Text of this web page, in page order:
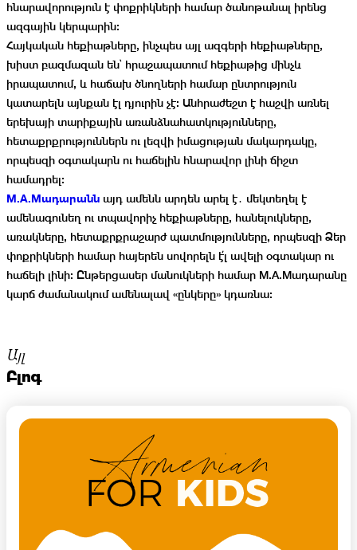
հնարավորություն է փոքրիկների համար ծանոթանալ իրենց
ազգային կերպարին։
Հայկական հեքիաթները, ինչպես այլ ազգերի հեքիաթները,
խիստ բազմազան են՝ հրաշապատում հեքիաթից մինչև
իրապատում, և հաճախ ծնողների համար ընտրություն
կատարելն այնքան էլ դյուրին չէ։ Անհրաժեշտ է հաշվի առնել
երեխայի տարիքային առանձնահատկությունները,
հետաքրքրություններն ու լեզվի իմացության մակարդակը,
որպեսզի օգտակարն ու հաճելին հնարավոր լինի ճիշտ
համադրել։
M.A.Mադարանն այդ ամենն արդեն արել է․ մեկտեղել է
ամենագունեղ ու տպավորիչ հեքիաթները, հանելուկները,
առակները, հետաքրքրաշարժ պատմությունները, որպեսզի Ձեր
փոքրիկների համար հայերեն սովորելն է՛լ ավելի օգտակար ու
հաճելի լինի։ Ընթերցասեր մանուկների համար M.A.Mադարանը
կարճ ժամանակում ամենալավ «ընկերը» կդառնա։
Այլ
Բլոգ